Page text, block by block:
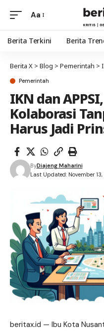
Aa
Berita Terkini Berita
Berita X > Blog > Pemerintah >
Pemerintah
IKN dan
Kolaborasi
Harus Jadi
Last Updated: November 13,
ByDiajeng Maharini
beritax.id — Ibu Kota